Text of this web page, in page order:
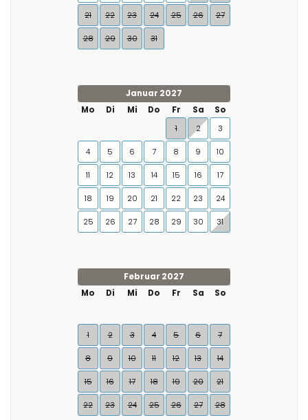
21 22 23 24 25 26 27
28 29 30 31
Januar 2027
Mo
Di Mi Do Fr Sa
So
1
2 3
4 5 6 7 8 9 10
11 12 13 14 15 16 17
18 19 20 21 22 23 24
25 26 27 28 29 30 31
Februar 2027
Mo
Di Mi Do Fr Sa So
1 2 3 4 5 6 7
8 9 10 11 12 13 14
15 16 17 18 19 20 21
22 23 24 25 26 27 28